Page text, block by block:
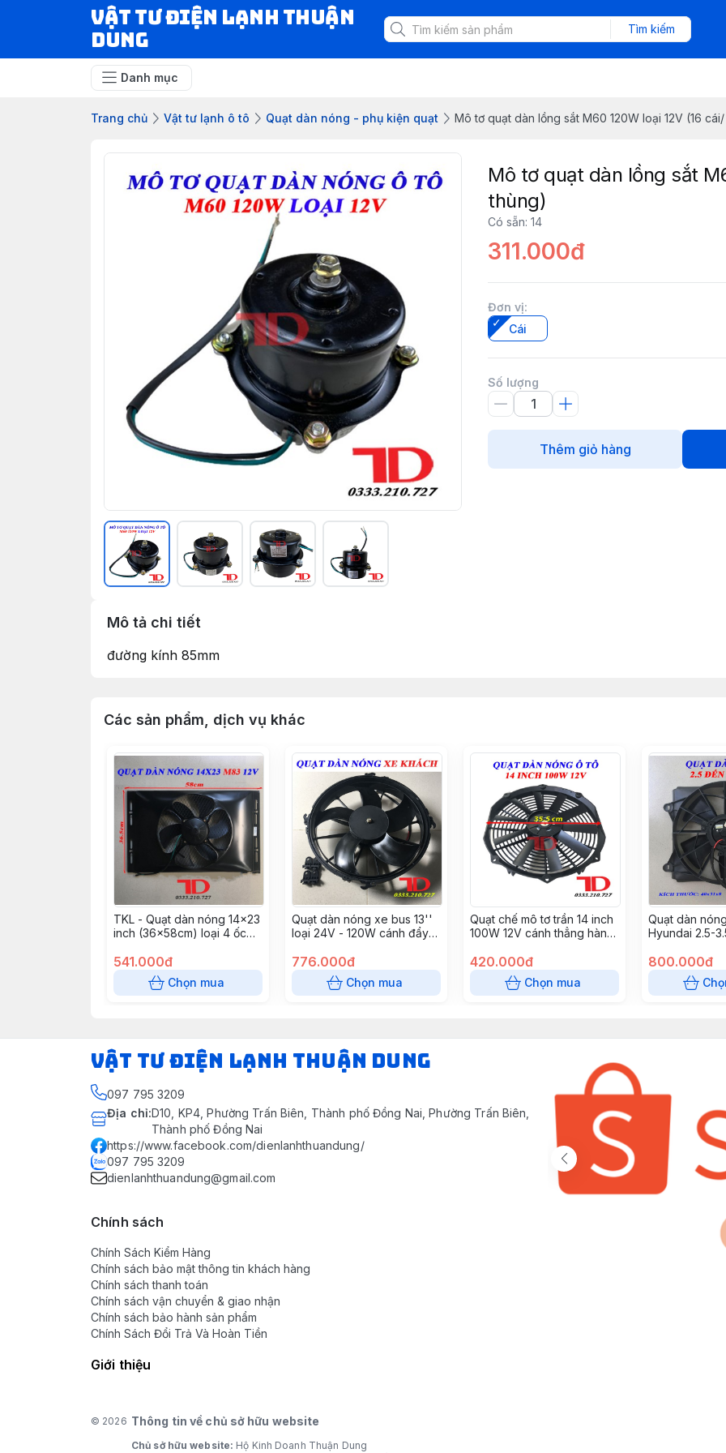
VẬT TƯ ĐIỆN LẠNH THUẬN
DUNG
Tìm kiếm
Danh mục
Trang chủ Vật tư lạnh ô tô Quạt dàn nóng - phụ kiện quạt Mô tơ quạt dàn lồng sắt M60 120W loại 12V (16
Mô tơ quạt dàn lồng sắt
thùng)
Có sẵn: 14
311.000đ
Đơn vị:
Cái
Số lượng
Thêm giỏ hàng
Mô tả chi tiết
đường kính 85mm
Các sản phẩm, dịch vụ khác
TKL - Quạt dàn nóng 14x23
inch (36x58cm) loại 4 ốc
cái/ thùng)
541.000đ
Chọn mua
Quạt dàn nóng xe bus 13''
loại 24V - 120W cánh đẩy
776.000đ
Chọn mua
Quạt chế mô tơ trần 14 inch
100W 12V cánh thẳng hàng
420.000đ
Chọn mua
Quạt dàn
Hyundai 2.5-
800.000đ
VẬT TƯ ĐIỆN LẠNH THUẬN DUNG
097 795 3209
Địa chỉ:D10, KP4, Phường Trấn Biên, Thành phố Đồng Nai, Phường Trấn Biên,
Thành phố Đồng Nai
https://www.facebook.com/dienlanhthuandung/
097 795 3209
dienlanhthuandung@gmail.com
Chính sách
Chính Sách Kiểm Hàng
Chính sách bảo mật thông tin khách hàng
Chính sách thanh toán
Chính sách vận chuyển & giao nhận
Chính sách bảo hành sản phẩm
Chính Sách Đổi Trả Và Hoàn Tiền
Giới thiệu
© 2026 Thông tin về chủ sở hữu website
Chủ sở hữu website: Hộ Kinh Doanh Thuận Dung